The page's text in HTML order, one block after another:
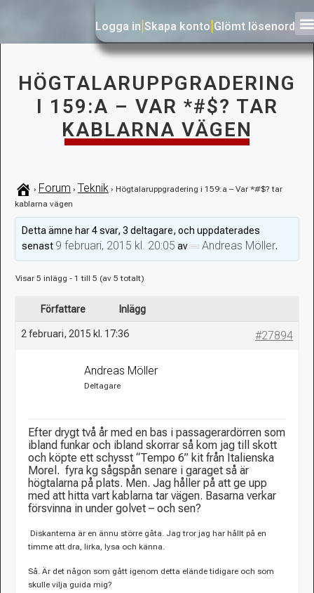
Logga in Skapa konto Glömt lösenord
HÖGTALARUPPGRADERING
I 159:A – VAR *#$? TAR
KABLARNA VÄGEN
› Forum › Teknik › Högtalaruppgradering i 159:a – Var *#$? tar
kablarna vägen
Detta ämne har 4 svar, 3 deltagare, och uppdaterades
senast 9 februari, 2015 kl. 20:05 av Andreas Möller.
Visar 5 inlägg - 1 till 5 (av 5 totalt)
Författare Inlägg
2 februari, 2015 kl. 17:36 #27894
Andreas Möller
Deltagare
Efter drygt två år med en bas i passagerardörren som
ibland funkar och ibland skorrar så kom jag till skott
och köpte ett schysst “Tempo 6” kit från Italienska
Morel. fyra kg sågspån senare i garaget så är
högtalarna på plats. Men. Jag håller på att ge upp
med att hitta vart kablarna tar vägen. Basarna verkar
försvinna in under golvet – och sen?
Diskanterna är en ännu större gåta. Jag tror jag har hållt på en
timme att dra, lirka, lysa och känna.
Så. Är det någon som gått igenom detta elände tidigare och som
skulle vilja guida mig?